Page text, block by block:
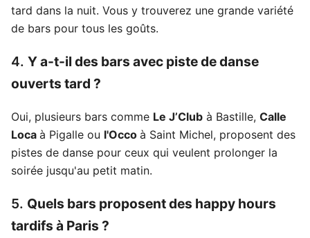
tard dans la nuit. Vous y trouverez une grande variété
de bars pour tous les goûts.
4. Y a-t-il des bars avec piste de danse
ouverts tard ?
Oui, plusieurs bars comme Le J’Club à Bastille, Calle
Loca à Pigalle ou l'Occo à Saint Michel, proposent des
pistes de danse pour ceux qui veulent prolonger la
soirée jusqu'au petit matin.
5. Quels bars proposent des happy hours
tardifs à Paris ?